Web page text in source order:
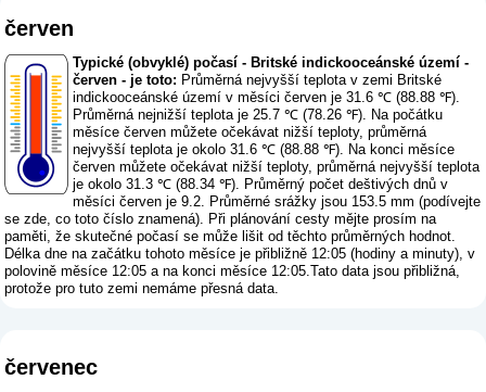
červen
Typické (obvyklé) počasí - Britské indickooceánské území -
červen - je toto: Průměrná nejvyšší teplota v zemi Britské
indickooceánské území v měsíci červen je 31.6 ℃ (88.88 ℉).
Průměrná nejnižší teplota je 25.7 ℃ (78.26 ℉). Na počátku
měsíce červen můžete očekávat nižší teploty, průměrná
nejvyšší teplota je okolo 31.6 ℃ (88.88 ℉). Na konci měsíce
červen můžete očekávat nižší teploty, průměrná nejvyšší teplota
je okolo 31.3 ℃ (88.34 ℉). Průměrný počet deštivých dnů v
měsíci červen je 9.2. Průměrné srážky jsou 153.5 mm (podívejte
se zde, co toto číslo znamená). Při plánování cesty mějte prosím na
paměti, že skutečné počasí se může lišit od těchto průměrných hodnot.
Délka dne na začátku tohoto měsíce je přibližně 12:05 (hodiny a minuty), v
polovině měsíce 12:05 a na konci měsíce 12:05.Tato data jsou přibližná,
protože pro tuto zemi nemáme přesná data.
červenec